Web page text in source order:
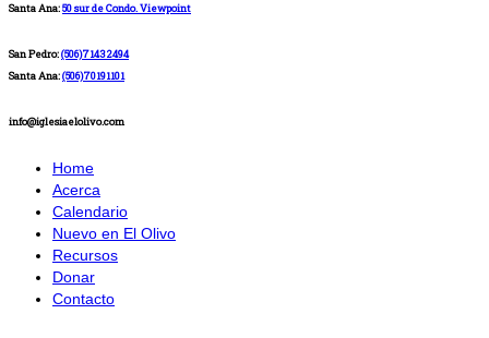
Santa Ana:50 sur de Condo. Viewpoint
San Pedro:(506)71432494
Santa Ana:(506)70191101
info@iglesiaelolivo.com
Home
Acerca
Calendario
Nuevo en El Olivo
Recursos
Donar
Contacto